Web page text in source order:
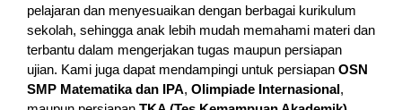
pelajaran dan menyesuaikan dengan berbagai kurikulum
sekolah, sehingga anak lebih mudah memahami materi dan
terbantu dalam mengerjakan tugas maupun persiapan
ujian. Kami juga dapat mendampingi untuk persiapan OSN
SMP Matematika dan IPA, Olimpiade Internasional,